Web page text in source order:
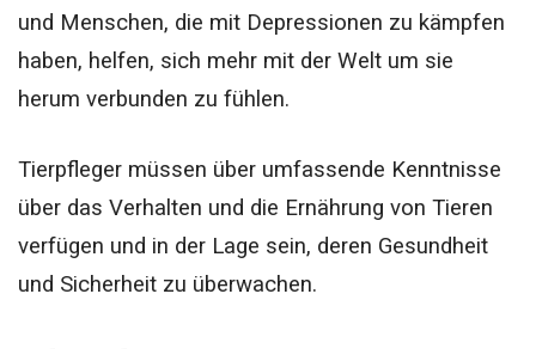
und Menschen, die mit Depressionen zu kämpfen
haben, helfen, sich mehr mit der Welt um sie
herum verbunden zu fühlen.
Tierpfleger müssen über umfassende Kenntnisse
über das Verhalten und die Ernährung von Tieren
verfügen und in der Lage sein, deren Gesundheit
und Sicherheit zu überwachen.